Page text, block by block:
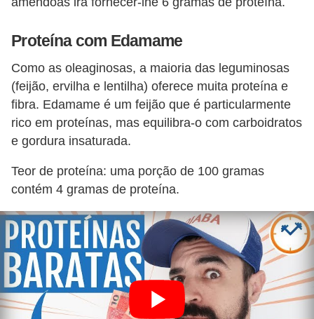
Proteína com Edamame
Como as oleaginosas, a maioria das leguminosas
(feijão, ervilha e lentilha) oferece muita proteína e
fibra. Edamame é um feijão que é particularmente
rico em proteínas, mas equilibra-o com carboidratos
e gordura insaturada.
Teor de proteína: uma porção de 100 gramas
contém 4 gramas de proteína.